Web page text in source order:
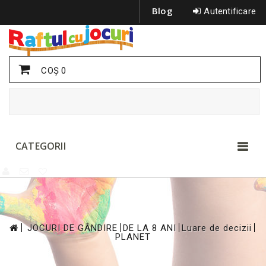
Autentificare
Blog
COŞ0
CATEGORII
>
JOCURI DE GÂNDIRE DE LA 8 ANI Luare de decizii
PLANET